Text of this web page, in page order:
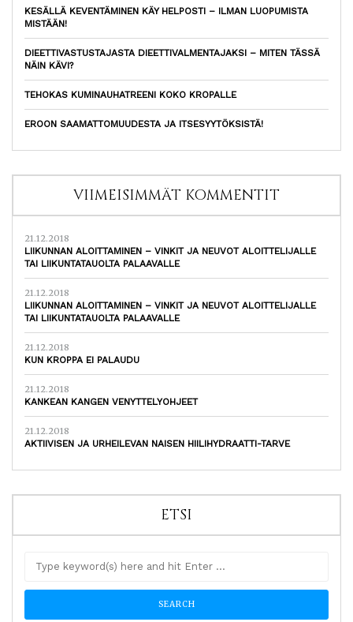
KESÄLLÄ KEVENTÄMINEN KÄY HELPOSTI – ILMAN LUOPUMISTA
MISTÄÄN!
DIEETTIVASTUSTAJASTA DIEETTIVALMENTAJAKSI – MITEN TÄSSÄ
NÄIN KÄVI?
TEHOKAS KUMINAUHATREENI KOKO KROPALLE
EROON SAAMATTOMUUDESTA JA ITSESYYTÖKSISTÄ!
VIIMEISIMMÄT KOMMENTIT
21.12.2018
LIIKUNNAN ALOITTAMINEN – VINKIT JA NEUVOT ALOITTELIJALLE
TAI LIIKUNTATAUOLTA PALAAVALLE
21.12.2018
LIIKUNNAN ALOITTAMINEN – VINKIT JA NEUVOT ALOITTELIJALLE
TAI LIIKUNTATAUOLTA PALAAVALLE
21.12.2018
KUN KROPPA EI PALAUDU
21.12.2018
KANKEAN KANGEN VENYTTELYOHJEET
21.12.2018
AKTIIVISEN JA URHEILEVAN NAISEN HIILIHYDRAATTI-TARVE
ETSI